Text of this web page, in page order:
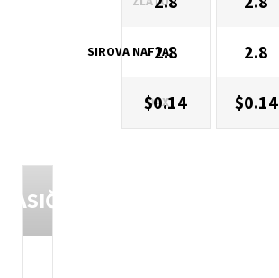
SIROVA NAFTA
DAX
2.8
$0.14
2.8
$0.14